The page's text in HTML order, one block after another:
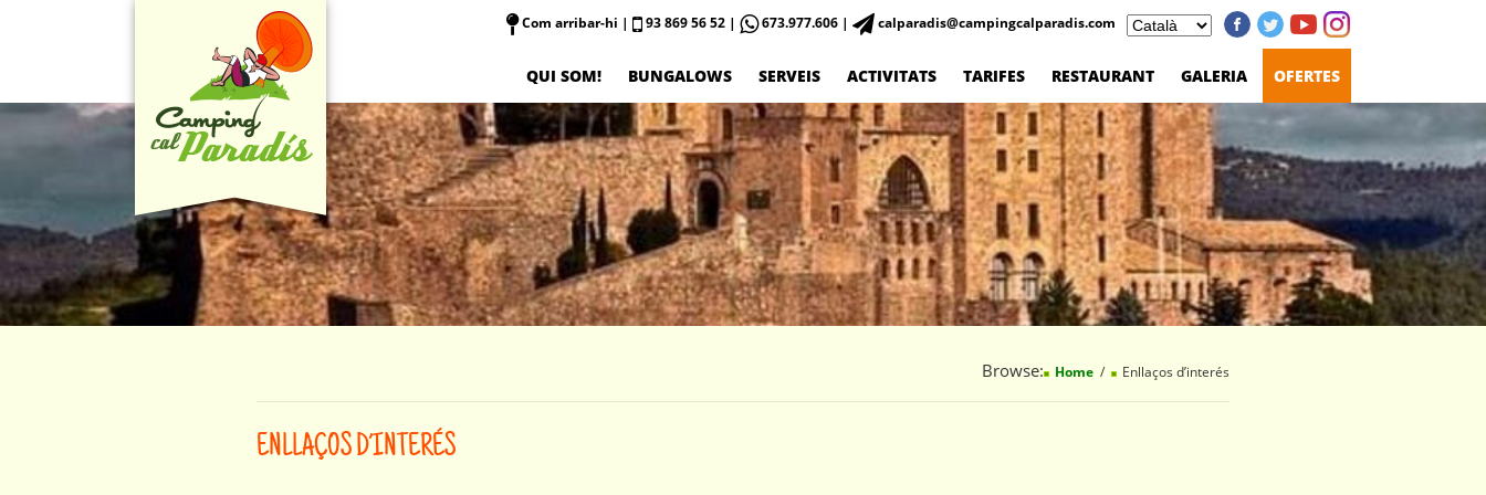
Com arribar-hi | 93 869 56 52 | 673.977.606 | calparadis@campingcalparadis.com
QUI SOM! BUNGALOWS SERVEIS ACTIVITATS TARIFES RESTAURANT GALERIA OFERTES
Browse: Home Enllaços d’interés
ENLLAÇOS D’INTERÉS